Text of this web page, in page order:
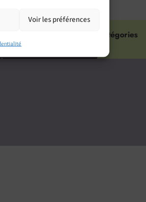
Voir les préférences
Catégories